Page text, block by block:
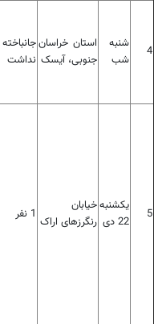
4
شنبه
شب
استان خراسان
جنوبی، آیسک
جانباخته
نداشت
5
یکشنبه
22 دی
خیابان
رنگرزهای اراک 1 نفر